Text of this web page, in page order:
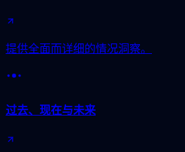
提供全面而详细的情况洞察。
过去、现在与未来